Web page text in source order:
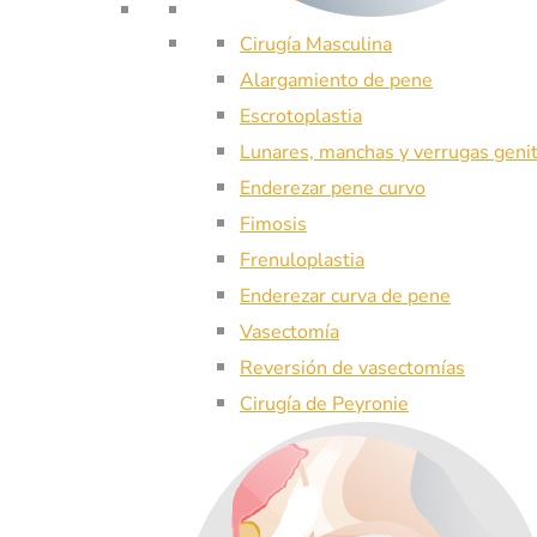
Cirugía Masculina
Alargamiento de pene
Escrotoplastia
Lunares, manchas y verrugas
Enderezar pene curvo
Fimosis
Frenuloplastia
Enderezar curva de pene
Vasectomía
Reversión de vasectomías
Cirugía de Peyronie